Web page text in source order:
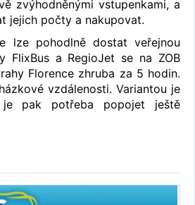
zvýhodněnými vstupenkami, a
jejich počty a nakupovat.
lze pohodlně dostat veřejnou
FlixBus a RegioJet se na ZOB
Florence zhruba za 5 hodin.
vzdálenosti. Variantou je
pak potřeba popojet ještě